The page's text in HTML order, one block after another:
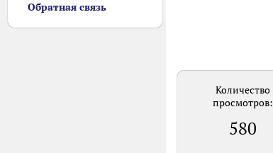
Обратная связь
Количество
просмотров:
580